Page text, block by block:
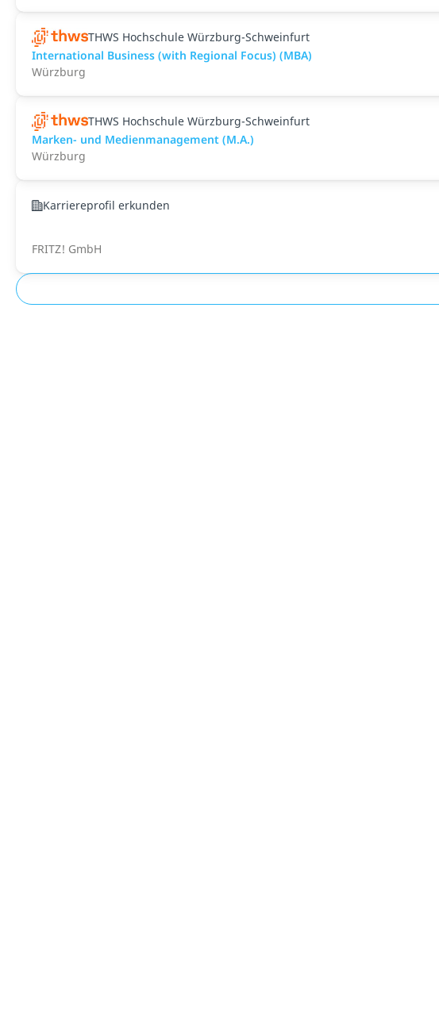
THWS Hochschule Würzburg-Schweinfurt
International Business (with Regional Focus) (MBA)
Würzburg
THWS Hochschule Würzburg-Schweinfurt
Marken- und Medienmanagement (M.A.)
Würzburg
Karriereprofil erkunden
FRITZ! GmbH